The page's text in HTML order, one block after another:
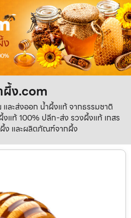
ผึ้ง.com
ละส่งออก น้ำผึ้งแท้ จากธรรมชาติ
แท้ 100% ปลีก-ส่ง รวงผึ้งแท้ เกสร
ง และผลิตภัณฑ์จากผึ้ง